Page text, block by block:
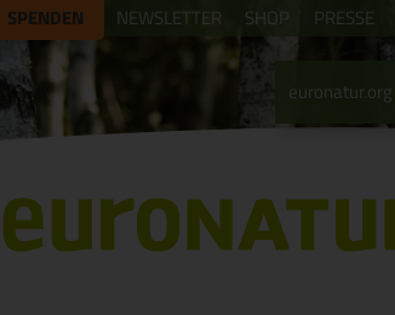
SPENDEN NEWSLETTER SHOP PRESSE